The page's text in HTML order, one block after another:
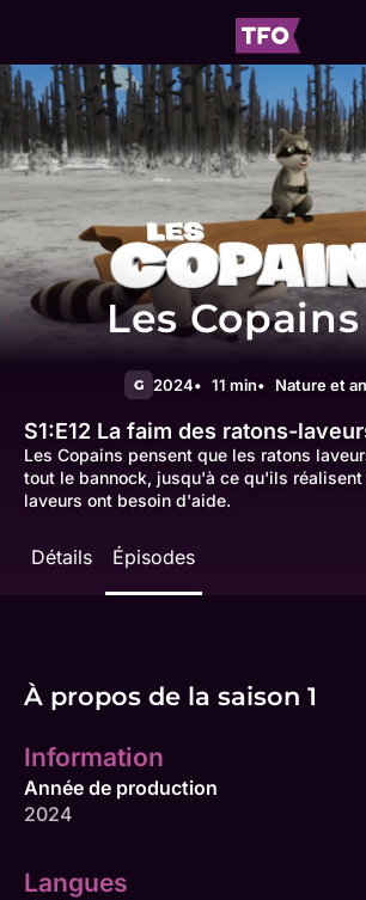
Les Copains
G 2024 11 min Nature et
S1:E12 La faim des ratons-
Les Copains pensent que les ratons
tout le bannock, jusqu'à ce qu'ils réalisent
laveurs ont besoin d'aide.
Détails Épisodes
À propos de la saison 1
Information
Année de production
2024
Langues